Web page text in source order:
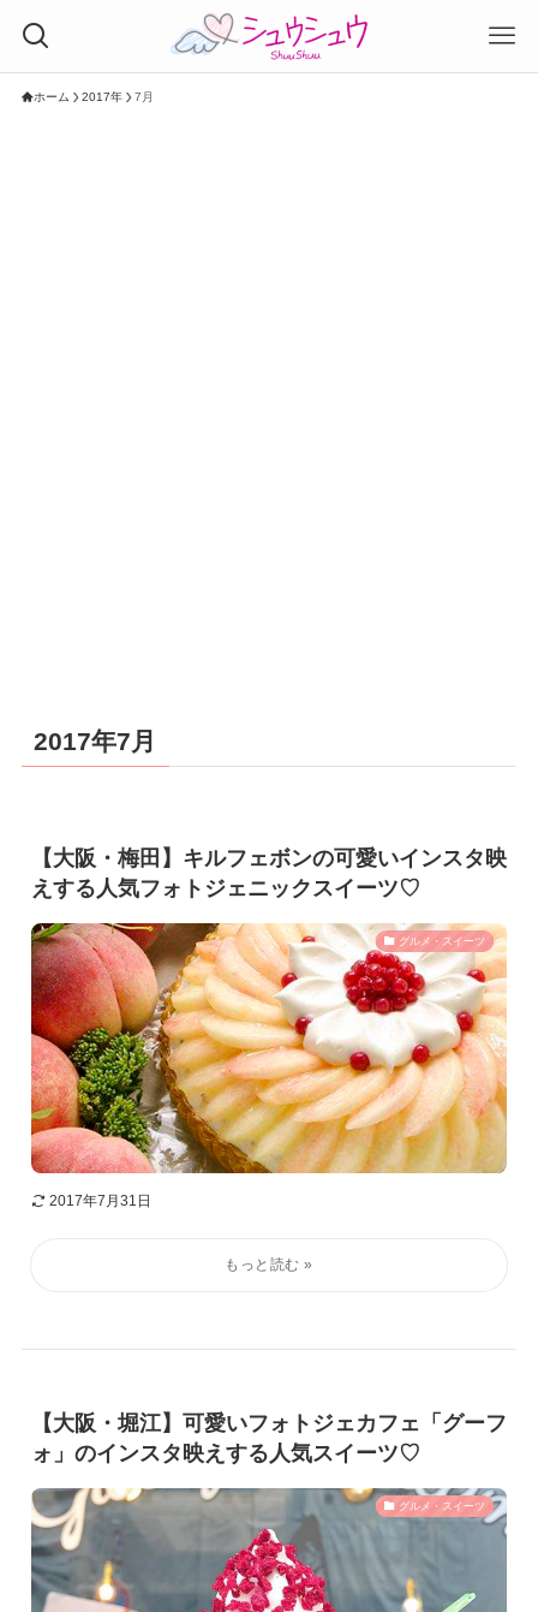
ホーム 2017年 7月
2017年7月
【大阪・梅田】キルフェボンの可愛いインスタ映
えする人気フォトジェニックスイーツ♡
グルメ・スイーツ
2017年7月31日
【大阪・堀江】可愛いフォトジェカフェ「グーフ
ォ」のインスタ映えする人気スイーツ♡
グルメ・スイーツ